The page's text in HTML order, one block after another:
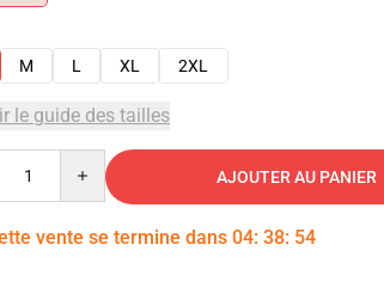
M L XL 2XL
le guide des tailles
AJOUTER AU PANIER
vente se termine dans 04: 38: 53